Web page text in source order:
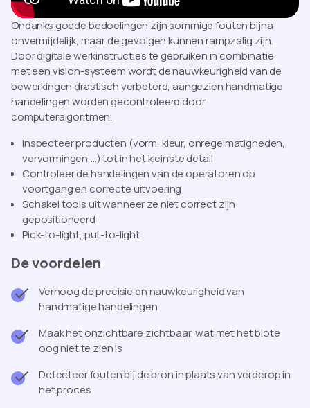
Ondanks goede bedoelingen zijn sommige fouten bijna
onvermijdelijk, maar de gevolgen kunnen rampzalig zijn.
Door digitale werkinstructies te gebruiken in combinatie
met een vision-systeem wordt de nauwkeurigheid van de
bewerkingen drastisch verbeterd, aangezien handmatige
handelingen worden gecontroleerd door
computeralgoritmen.
Inspecteer producten (vorm, kleur, onregelmatigheden,
vervormingen,...) tot in het kleinste detail
Controleer de handelingen van de operatoren op
voortgang en correcte uitvoering
Schakel tools uit wanneer ze niet correct zijn
gepositioneerd
Pick-to-light, put-to-light
De voordelen
Verhoog de precisie en nauwkeurigheid van
handmatige handelingen
Maak het onzichtbare zichtbaar, wat met het blote
oog niet te zien is
Detecteer fouten bij de bron in plaats van verderop in
het proces